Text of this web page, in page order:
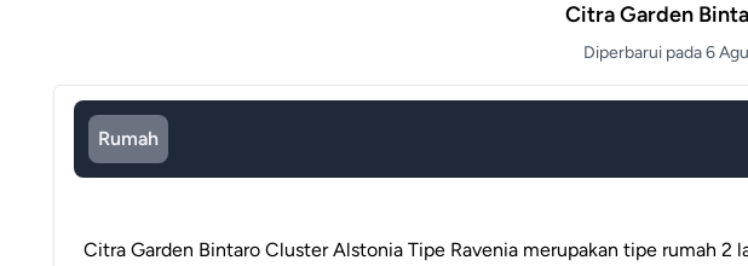
Citra Garden
Diperbarui pada 6
Rumah
Citra Garden Bintaro Cluster Alstonia Tipe Ravenia merupakan tipe rumah 2